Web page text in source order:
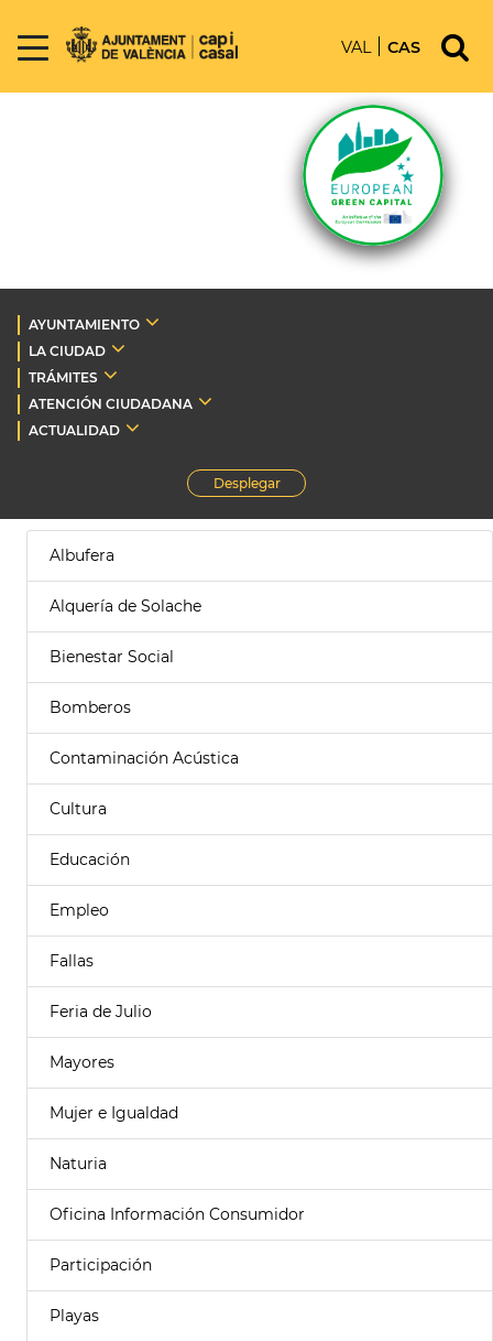
VAL CAS
AYUNTAMIENTO
LA CIUDAD
TRÁMITES
ATENCIÓN CIUDADANA
ACTUALIDAD
Desplegar
Albufera
Alquería de Solache
Bienestar Social
Bomberos
Contaminación Acústica
Cultura
Educación
Empleo
Fallas
Feria de Julio
Mayores
Mujer e Igualdad
Naturia
Oficina Información Consumidor
Participación
Playas